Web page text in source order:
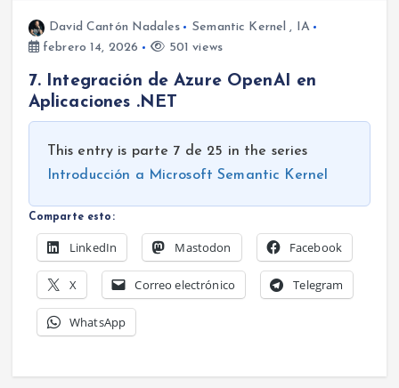
David Cantón Nadales Semantic Kernel , IA
febrero 14, 2026
501 views
7. Integración de Azure OpenAI en
Aplicaciones .NET
This entry is parte 7 de 25 in the series
Introducción a Microsoft Semantic Kernel
Comparte esto:
LinkedIn Mastodon Facebook
X Correo electrónico Telegram
WhatsApp